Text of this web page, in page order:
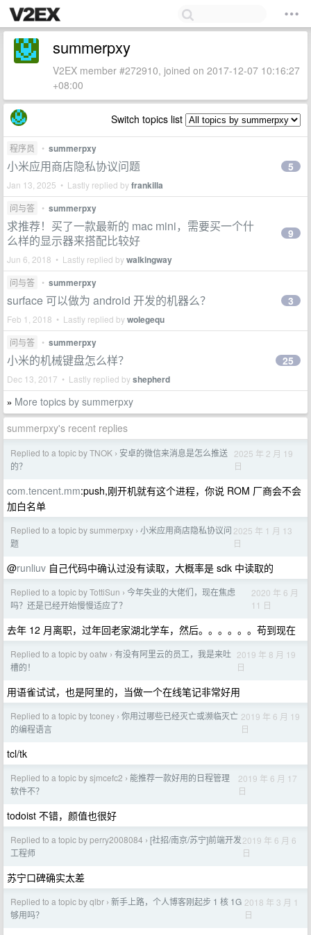
summerpxy
V2EX member #272910, joined on 2017-12-07 10:16:27
+08:00
Switch topics list
程序员 • summerpxy
小米应用商店隐私协议问题
Jan 13, 2025 • Lastly replied byfrankilla
5
问与答 • summerpxy
求推荐！买了一款最新的 mac mini，需要买一个什
么样的显示器来搭配比较好
Jun 6, 2018 • Lastly replied bywalkingway
9
问与答 • summerpxy
surface 可以做为 android 开发的机器么？
Feb 1, 2018 • Lastly replied bywolegequ
3
问与答 • summerpxy
小米的机械键盘怎么样？
Dec 13, 2017 • Lastly replied byshepherd
25
» More topics by summerpxy
summerpxy's recent replies
Replied to a topic by TNOK › 安卓的微信来消息是怎么推送
的？
2025 年 2 月 19
日
com.tencent.mm:push,刚开机就有这个进程，你说 ROM 厂商会不会
加白名单
Replied to a topic by summerpxy › 小米应用商店隐私协议问
题
2025 年 1 月 13
日
@runliuv 自己代码中确认过没有读取，大概率是 sdk 中读取的
Replied to a topic by TottiSun › 今年失业的大佬们，现在焦虑
吗？还是已经开始慢慢适应了？
2020 年 6 月
11 日
去年 12 月离职，过年回老家湖北学车，然后。。。。。。苟到现在
Replied to a topic by oatw › 有没有阿里云的员工，我是来吐
槽的！
2019 年 8 月 19
日
用语雀试试，也是阿里的，当做一个在线笔记非常好用
Replied to a topic by tconey › 你用过哪些已经灭亡或濒临灭亡
的编程语言
2019 年 6 月 19
日
tcl/tk
Replied to a topic by sjmcefc2 › 能推荐一款好用的日程管理
软件不？
2019 年 6 月 17
日
todoist 不错，颜值也很好
Replied to a topic by perry2008084 › [社招/南京/苏宁]前端开发
工程师
2019 年 6 月 6
日
苏宁口碑确实太差
Replied to a topic by qlbr › 新手上路，个人博客刚起步 1 核 1G
够用吗？
2018 年 3 月 1
日